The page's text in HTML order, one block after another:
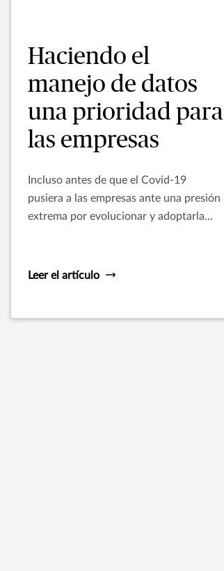
Haciendo el
manejo de datos
una prioridad para
las empresas
Incluso antes de que el Covid-19
pusiera a las empresas ante una presión
extrema por evolucionar y adoptarla
que una elección.
Leer el artículo